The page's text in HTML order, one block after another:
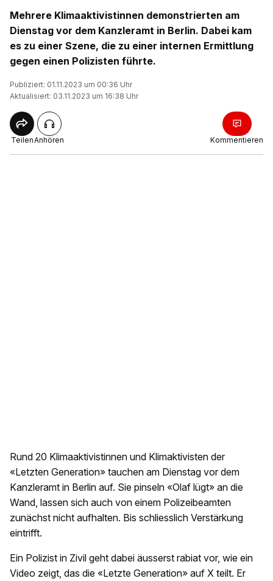
Mehrere Klimaaktivistinnen demonstrierten am
Dienstag vor dem Kanzleramt in Berlin. Dabei kam
es zu einer Szene, die zu einer internen Ermittlung
gegen einen Polizisten führte.
Publiziert: 01.11.2023 um 00:36 Uhr
Aktualisiert: 03.11.2023 um 16:38 Uhr
TeilenAnhören Kommentieren
Rund 20 Klimaaktivistinnen und Klimaktivisten der
«Letzten Generation» tauchen am Dienstag vor dem
Kanzleramt in Berlin auf. Sie pinseln «Olaf lügt» an die
Wand, lassen sich auch von einem Polizeibeamten
zunächst nicht aufhalten. Bis schliesslich Verstärkung
eintrifft.
Ein Polizist in Zivil geht dabei äusserst rabiat vor, wie ein
Video zeigt, das die «Letzte Generation» auf X teilt. Er